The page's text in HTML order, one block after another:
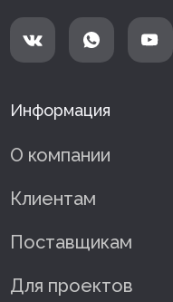
Информация
О компании
Клиентам
Поставщикам
Для проектов